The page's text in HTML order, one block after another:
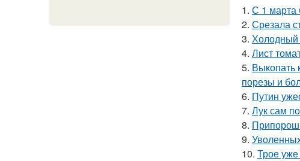
1. С 1 марта
2. Срезала
3. Холодный
4. Лист
5. Выкопать
порезы и
6. Путин
7. Лук сам
8.
9.
10. Трое уже